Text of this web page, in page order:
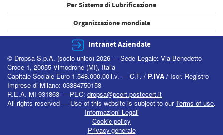
Per Sistema di Lubrificazione
Organizzazione mondiale
Intranet Aziendale
© Dropsa S.p.A. (socio unico) 2026 — Sede Legale: Via Benedetto
Croce 1, 20055 Vimodrone (MI), Italia
Capitale Sociale Euro 1.548.000,00 i.v. — C.F. / P.IVA / Iscr. Registro
Imprese di Milano: 03384750158
R.E.A. MI-931863 — PEC: dropsa@pcert.postecert.it
All rights reserved — Use of this website is subject to ourTerms of use.
Informazioni Legali
Cookie policy
Privacy generale